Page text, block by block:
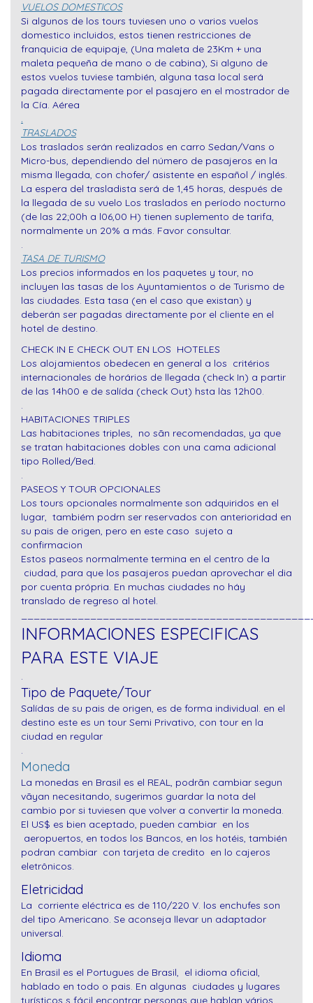
VUELOS DOMESTICOS
Si algunos de los tours tuviesen uno o varios vuelos
domestico incluidos, estos tienen restricciones de
franquicia de equipaje, (Una maleta de 23Km + una
maleta pequeña de mano o de cabina), Si alguno de
estos vuelos tuviese también, alguna tasa local será
pagada directamente por el pasajero en el mostrador de
la Cía. Aérea
.
TRASLADOS
Los traslados serán realizados en carro Sedan/Vans o
Micro-bus, dependiendo del número de pasajeros en la
misma llegada, con chofer/ asistente en español / inglés.
La espera del trasladista será de 1,45 horas, después de
la llegada de su vuelo Los traslados en período nocturno
(de las 22;00h a l06,00 H) tienen suplemento de tarifa,
normalmente un 20% a más. Favor consultar.
.
TASA DE TURISMO
Los precios informados en los paquetes y tour, no
incluyen las tasas de los Ayuntamientos o de Turismo de
las ciudades. Esta tasa (en el caso que existan) y
deberán ser pagadas directamente por el cliente en el
hotel de destino.
CHECK IN E CHECK OUT EN LOS HOTELES
Los alojamientos obedecen en general a los critérios
internacionales de horários de llegada (check In) a partir
de las 14h00 e de salída (check Out) hsta làs 12h00.
.
HABITACIONES TRIPLES
Las habitaciones triples, no sãn recomendadas, ya que
se tratan habitaciones dobles con una cama adicional
tipo Rolled/Bed.
.
PASEOS Y TOUR OPCIONALES
Los tours opcionales normalmente son adquiridos en el
lugar, tambiém podrn ser reservados con anterioridad en
su pais de origen, pero en este caso sujeto a
confirmacion
Estos paseos normalmente termina en el centro de la
ciudad, para que los pasajeros puedan aprovechar el dia
por cuenta própria. En muchas ciudades no háy
translado de regreso al hotel.
INFORMACIONES ESPECIFICAS
PARA ESTE VIAJE
.
Tipo de Paquete/Tour
Salídas de su pais de origen, es de forma individual. en el
destino este es un tour Semi Privativo, con tour en la
ciudad en regular
.
Moneda
La monedas en Brasil es el REAL, podrãn cambiar segun
vãyan necesitando, sugerimos guardar la nota del
cambio por si tuviesen que volver a convertir la moneda.
El US$ es bien aceptado, pueden cambiar en los
aeropuertos, en todos los Bancos, en los hotéis, también
podran cambiar con tarjeta de credito en lo cajeros
eletrônicos.
Eletricidad
La corriente eléctrica es de 110/220 V. los enchufes son
del tipo Americano. Se aconseja llevar un adaptador
universal.
Idioma
En Brasil es el Portugues de Brasil, el idioma oficial,
hablado en todo o pais. En algunas ciudades y lugares
turísticos s fácil encontrar personas que hablan vários